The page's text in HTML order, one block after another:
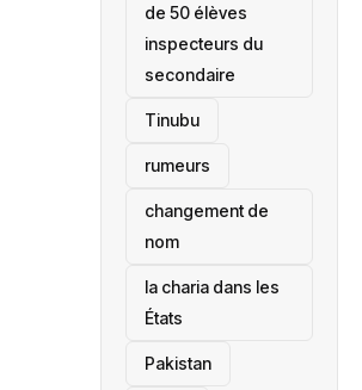
de 50 élèves
inspecteurs du
secondaire
Tinubu
rumeurs
changement de
nom
la charia dans les
États
‎Pakistan